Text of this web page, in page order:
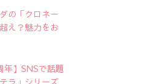
の「クロネー
え？魅力をお
年】SNSで話題